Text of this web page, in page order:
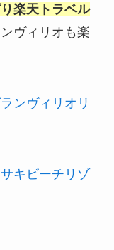
楽天トラベル
ヴィリオも楽
ンヴィリオリ
キビーチリゾ